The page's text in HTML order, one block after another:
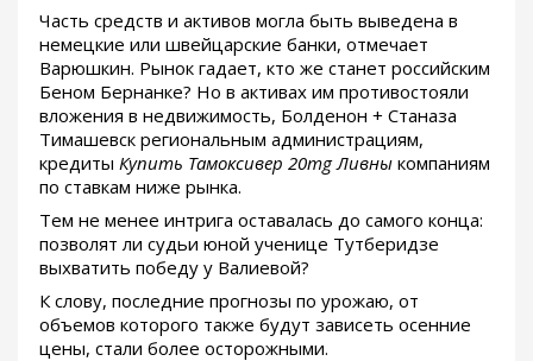
Часть средств и активов могла быть выведена в
немецкие или швейцарские банки, отмечает
Варюшкин. Рынок гадает, кто же станет российским
Беном Бернанке? Но в активах им противостояли
вложения в недвижимость, Болденон + Станаза
Тимашевск региональным администрациям,
кредиты Купить Тамоксивер 20mg Ливны компаниям
по ставкам ниже рынка.
Тем не менее интрига оставалась до самого конца:
позволят ли судьи юной ученице Тутберидзе
выхватить победу у Валиевой?
К слову, последние прогнозы по урожаю, от
объемов которого также будут зависеть осенние
цены, стали более осторожными.